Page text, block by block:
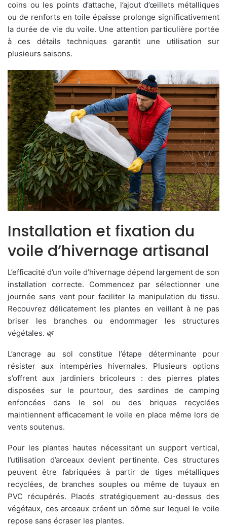
coins ou les points d’attache, l’ajout d’œillets métalliques
ou de renforts en toile épaisse prolonge significativement
la durée de vie du voile. Une attention particulière portée
à ces détails techniques garantit une utilisation sur
plusieurs saisons.
Installation et fixation du
voile d’hivernage artisanal
L’efficacité d’un voile d’hivernage dépend largement de son
installation correcte. Commencez par sélectionner une
journée sans vent pour faciliter la manipulation du tissu.
Recouvrez délicatement les plantes en veillant à ne pas
briser les branches ou endommager les structures
végétales. 🌿
L’ancrage au sol constitue l’étape déterminante pour
résister aux intempéries hivernales. Plusieurs options
s’offrent aux jardiniers bricoleurs : des pierres plates
disposées sur le pourtour, des sardines de camping
enfoncées dans le sol ou des briques recyclées
maintiennent efficacement le voile en place même lors de
vents soutenus.
Pour les plantes hautes nécessitant un support vertical,
l’utilisation d’arceaux devient pertinente. Ces structures
peuvent être fabriquées à partir de tiges métalliques
recyclées, de branches souples ou même de tuyaux en
PVC récupérés. Placés stratégiquement au-dessus des
végétaux, ces arceaux créent un dôme sur lequel le voile
repose sans écraser les plantes.